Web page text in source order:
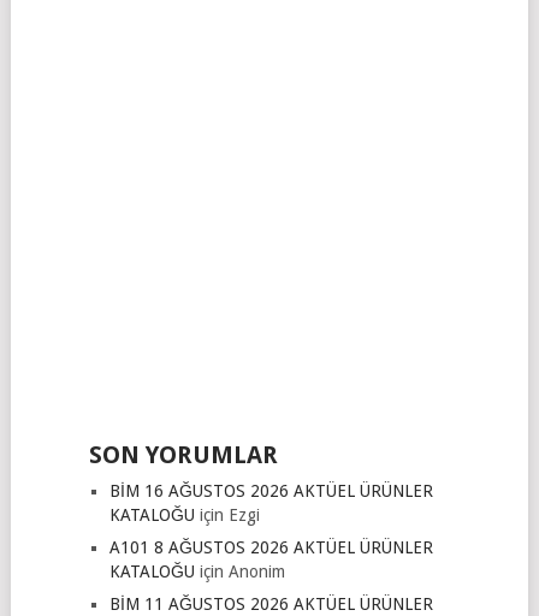
SON YORUMLAR
BİM 16 AĞUSTOS 2026 AKTÜEL ÜRÜNLER
KATALOĞU için Ezgi
A101 8 AĞUSTOS 2026 AKTÜEL ÜRÜNLER
KATALOĞU için Anonim
BİM 11 AĞUSTOS 2026 AKTÜEL ÜRÜNLER